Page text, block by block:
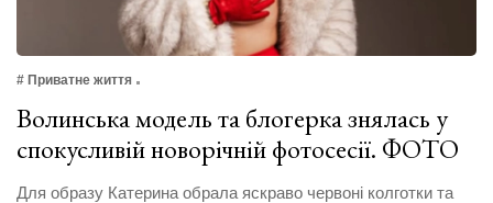
# Приватне життя
Волинська модель та блогерка знялась у
спокусливій новорічній фотосесії. ФОТО
Для образу Катерина обрала яскраво червоні колготки та